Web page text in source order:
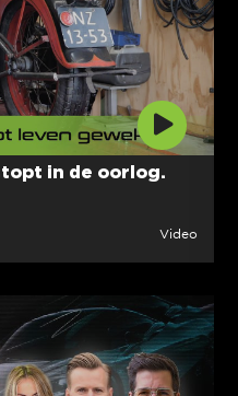
in de oorlog.
Video